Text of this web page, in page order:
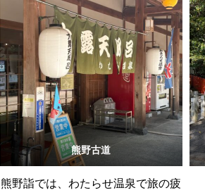
熊野古道
熊野詣では、わたらせ温泉で旅の疲